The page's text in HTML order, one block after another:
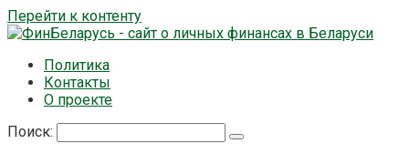
Перейти к контенту
Политика
Контакты
О проекте
Поиск: